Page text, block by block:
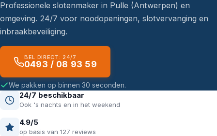
Professionele slotenmaker in Pulle (Antwerpen) en
omgeving. 24/7 voor noodopeningen, slotvervanging en
inbraakbeveiliging.
BEL DIRECT: 24/7
0493 / 08 93 59
We pakken op binnen 30 seconden.
24/7 beschikbaar
Ook 's nachts en in het weekend
4.9/5
op basis van 127 reviews